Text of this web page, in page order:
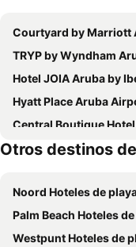
Courtyard by Marriott Aruba
TRYP by Wyndham Aruba Adults
Hotel JOIA Aruba by
Hyatt Place Aruba
Central Boutique Hotel
Aruba Palms Escape
MVC Eagle Beach
RH Boutique Hotel
Arubiana Inn
Otros destinos
Noord Hoteles de
Palm Beach Hoteles
Westpunt Hoteles de